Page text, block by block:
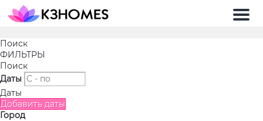
Поиск
ФИЛЬТРЫ
Поиск
Даты
Даты
Добавить даты
Город